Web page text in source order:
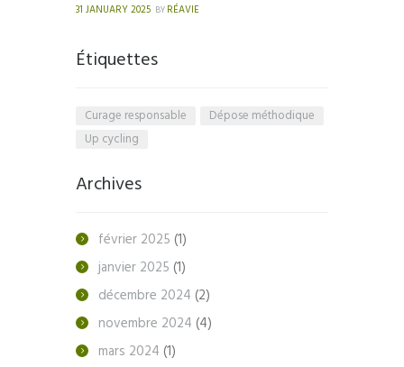
31 JANUARY 2025 BY RÉAVIE
Étiquettes
Curage responsable
Dépose méthodique
Up cycling
Archives
février 2025 (1)
janvier 2025 (1)
décembre 2024 (2)
novembre 2024 (4)
mars 2024 (1)